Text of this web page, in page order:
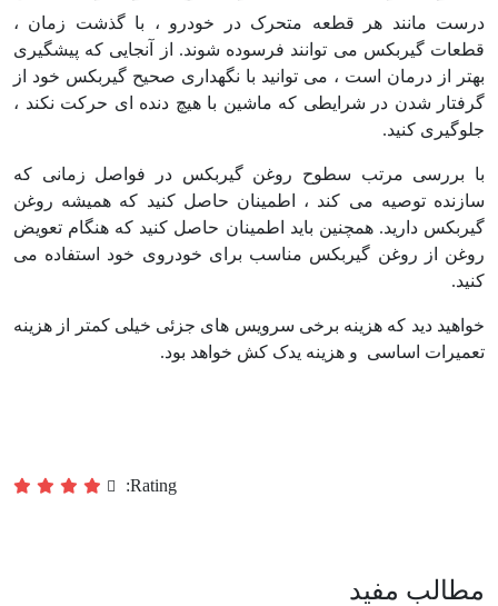
درست مانند هر قطعه متحرک در خودرو ، با گذشت زمان ،
قطعات گیربکس می توانند فرسوده شوند. از آنجایی که پیشگیری
بهتر از درمان است ، می توانید با نگهداری صحیح گیربکس خود از
گرفتار شدن در شرایطی که ماشین با هیچ دنده ای حرکت نکند ،
جلوگیری کنید.
با بررسی مرتب سطوح روغن گیربکس در فواصل زمانی که
سازنده توصیه می کند ، اطمینان حاصل کنید که همیشه روغن
گیربکس دارید. همچنین باید اطمینان حاصل کنید که هنگام تعویض
روغن از روغن گیربکس مناسب برای خودروی خود استفاده می
کنید.
خواهید دید که هزینه برخی سرویس های جزئی خیلی کمتر از هزینه
تعمیرات اساسی و هزینه یدک کش خواهد بود.
Rating:
مطالب مفید